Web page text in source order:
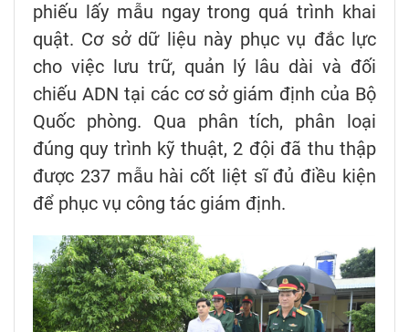
phiếu lấy mẫu ngay trong quá trình khai
quật. Cơ sở dữ liệu này phục vụ đắc lực
cho việc lưu trữ, quản lý lâu dài và đối
chiếu ADN tại các cơ sở giám định của Bộ
Quốc phòng. Qua phân tích, phân loại
đúng quy trình kỹ thuật, 2 đội đã thu thập
được 237 mẫu hài cốt liệt sĩ đủ điều kiện
để phục vụ công tác giám định.